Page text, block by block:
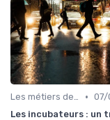
Les métiers de l'innovation • 07/
Les incubateurs : un